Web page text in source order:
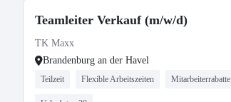
Teamleiter Verkauf (m/w/d)
TK Maxx
Brandenburg an der Havel
Teilzeit Flexible Arbeitszeiten Mitarbeiterrabatte